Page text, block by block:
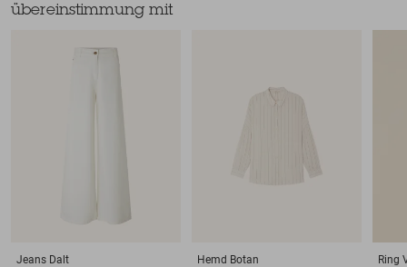
übereinstimmung mit
Jeans Dalt
Hemd Botan
Ring